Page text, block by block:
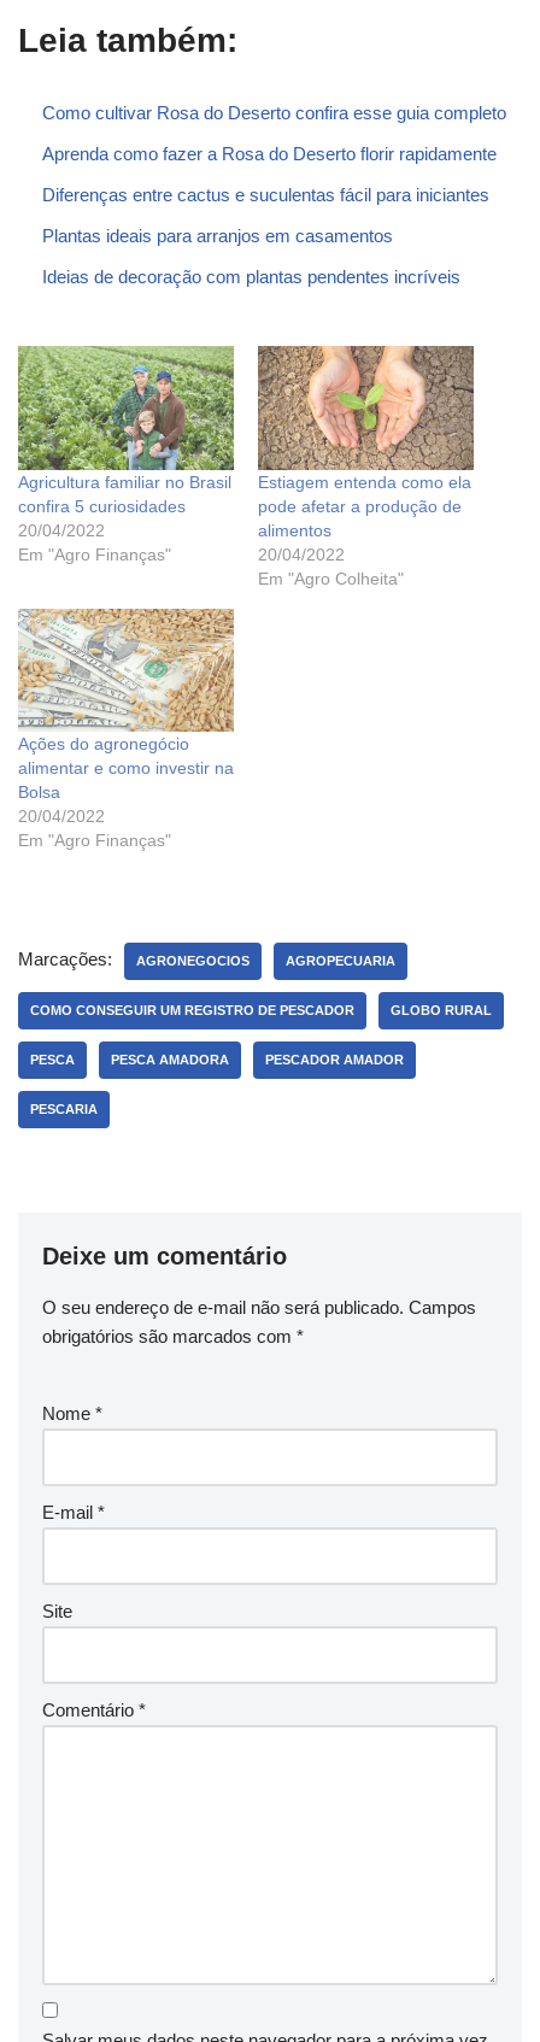
Leia também:
Como cultivar Rosa do Deserto confira esse guia completo
Aprenda como fazer a Rosa do Deserto florir rapidamente
Diferenças entre cactus e suculentas fácil para iniciantes
Plantas ideais para arranjos em casamentos
Ideias de decoração com plantas pendentes incríveis
Agricultura familiar no Brasil
confira 5 curiosidades
20/04/2022
Em "Agro Finanças"
Estiagem entenda como ela
pode afetar a produção de
alimentos
20/04/2022
Em "Agro Colheita"
Ações do agronegócio
alimentar e como investir na
Bolsa
20/04/2022
Em "Agro Finanças"
Marcações: AGRONEGOCIOS AGROPECUARIA
COMO CONSEGUIR UM REGISTRO DE PESCADOR GLOBO RURAL
PESCA PESCA AMADORA PESCADOR AMADOR
PESCARIA
Deixe um comentário
O seu endereço de e-mail não será publicado. Campos
obrigatórios são marcados com *
Nome *
E-mail *
Site
Comentário *